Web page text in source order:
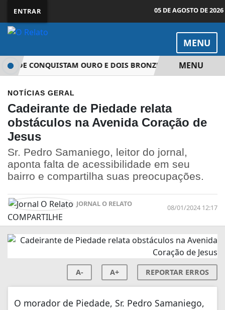
ENTRAR 05 DE AGOSTO DE 2026
MENU
CONQUISTAM OURO E DOIS BRONZES NOS JOGOS
MENU
NOTÍCIAS GERAL
Cadeirante de Piedade relata
obstáculos na Avenida Coração de
Jesus
Sr. Pedro Samaniego, leitor do jornal,
aponta falta de acessibilidade em seu
bairro e compartilha suas preocupações.
JORNAL O RELATO 08/01/2024 12:17
COMPARTILHE
A- A+ REPORTAR ERROS
O morador de Piedade, Sr. Pedro Samaniego,